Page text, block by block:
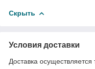
Скрыть
Условия доставки
Доставка осуществляется